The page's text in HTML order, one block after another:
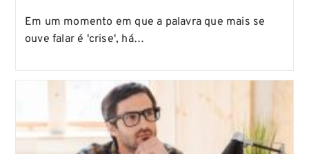
Em um momento em que a palavra que mais se
ouve falar é 'crise', há…